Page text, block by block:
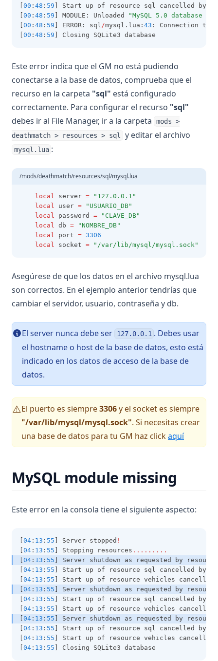
00 : 48 : 59 ] Start up of resource sql cancelled by
00 : 48 : 59 ] MODULE: Unloaded
"MySQL 5.0 database
00 : 48 : 59 ] ERROR: sql/mysql.lua: 43 : Connection to
00 : 48 : 59 ] Closing SQLite3 database
Este error indica que el GM no está pudiendo
conectarse a la base de datos, comprueba que el
recurso en la carpeta "sql" está configurado
correctamente. Para configurar el recurso "sql"
debes ir al File Manager, ir a la carpeta
mods >
deathmatch > resources > sql
y editar el archivo
mysql.lua :
/mods/deathmatch/resources/sql/mysql.lua
local server =
"127.0.0.1"
local user =
"USUARIO_DB"
local password =
"CLAVE_DB"
local db =
"NOMBRE_DB"
local port = 3306
local socket = "/var/lib/mysql/mysql.sock"
Asegúrese de que los datos en el archivo mysql.lua
son correctos. En el ejemplo anterior tendrías que
cambiar el servidor, usuario, contraseña y db.
El server nunca debe ser 127.0.0.1 . Debes usar
el hostname o host de la base de datos, esto está
indicado en los datos de acceso de la base de
datos.
⚠️El puerto es siempre3306y el socket es siempre
"/var/lib/mysql/mysql.sock". Si necesitas crear
una base de datos para tu GM haz clickaquí
MySQL module missing
Este error en la consola tiene el siguiente aspecto:
04 : 13 : 55 ] Server stopped !
04 : 13 : 55 ] Stopping resources .........
04 : 13 : 55 ] Server shutdown as requested by
04 : 13 : 55 ] Start up of resource sql cancelled by
04 : 13 : 55 ] Start up of resource vehicles
04 : 13 : 55 ] Server shutdown as requested by
04 : 13 : 55 ] Start up of resource sql cancelled by
04 : 13 : 55 ] Start up of resource vehicles
04 : 13 : 55 ] Server shutdown as requested by
04 : 13 : 55 ] Start up of resource sql cancelled by
04 : 13 : 55 ] Start up of resource vehicles
04 : 13 : 55 ] Closing SQLite3 database